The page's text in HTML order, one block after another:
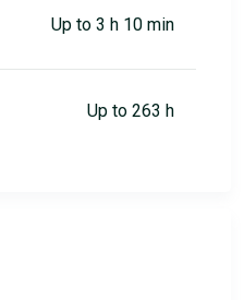
Up to 3 h 10 min
Up to 263 h